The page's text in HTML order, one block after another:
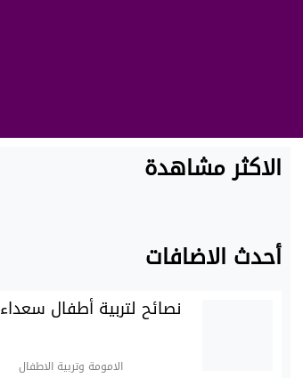
الاكثر مشاهدة
أحدث الاضافات
نصائح لتربية أطفال سعداء
الامومة وتربية الاطفال